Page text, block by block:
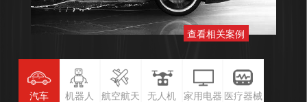
查看相关案例
汽车 机器人 航空航天 无人机 家用电器 医疗器械